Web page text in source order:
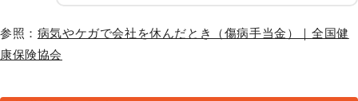
参照： 病気やケガで会社を休んだとき（傷病手当金）｜全国健
康保険協会